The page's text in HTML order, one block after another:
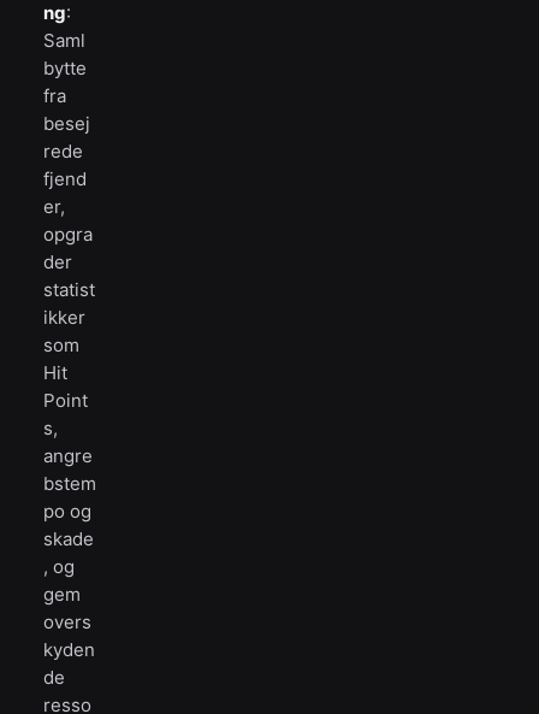
ng:
Saml
bytte
fra
besej
rede
fjend
er,
opgra
der
statist
ikker
som
Hit
Point
s,
angre
bstem
po og
skade
, og
gem
overs
kyden
de
resso